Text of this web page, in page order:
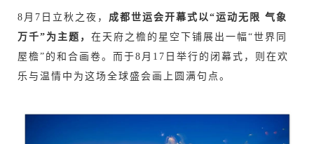
8月7日立秋之夜， 成都世运会开幕式以“运动无限 气象
万千”为主题， 在天府之檐的星空下铺展出一幅“世界同
屋檐”的和合画卷。而于8月17日举行的闭幕式，则在欢
乐与温情中为这场全球盛会画上圆满句点。